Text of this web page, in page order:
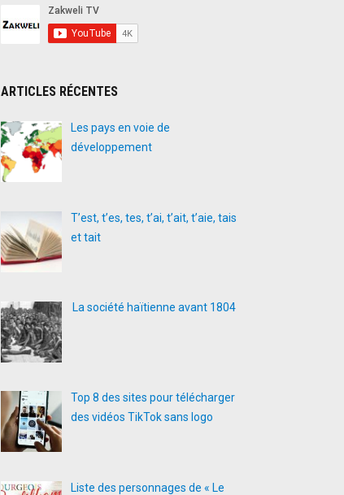
ARTICLES RÉCENTES
Les pays en voie de
développement
T’est, t’es, tes, t’ai, t’ait, t’aie, tais
et tait
La société haïtienne avant 1804
Top 8 des sites pour télécharger
des vidéos TikTok sans logo
Liste des personnages de « Le